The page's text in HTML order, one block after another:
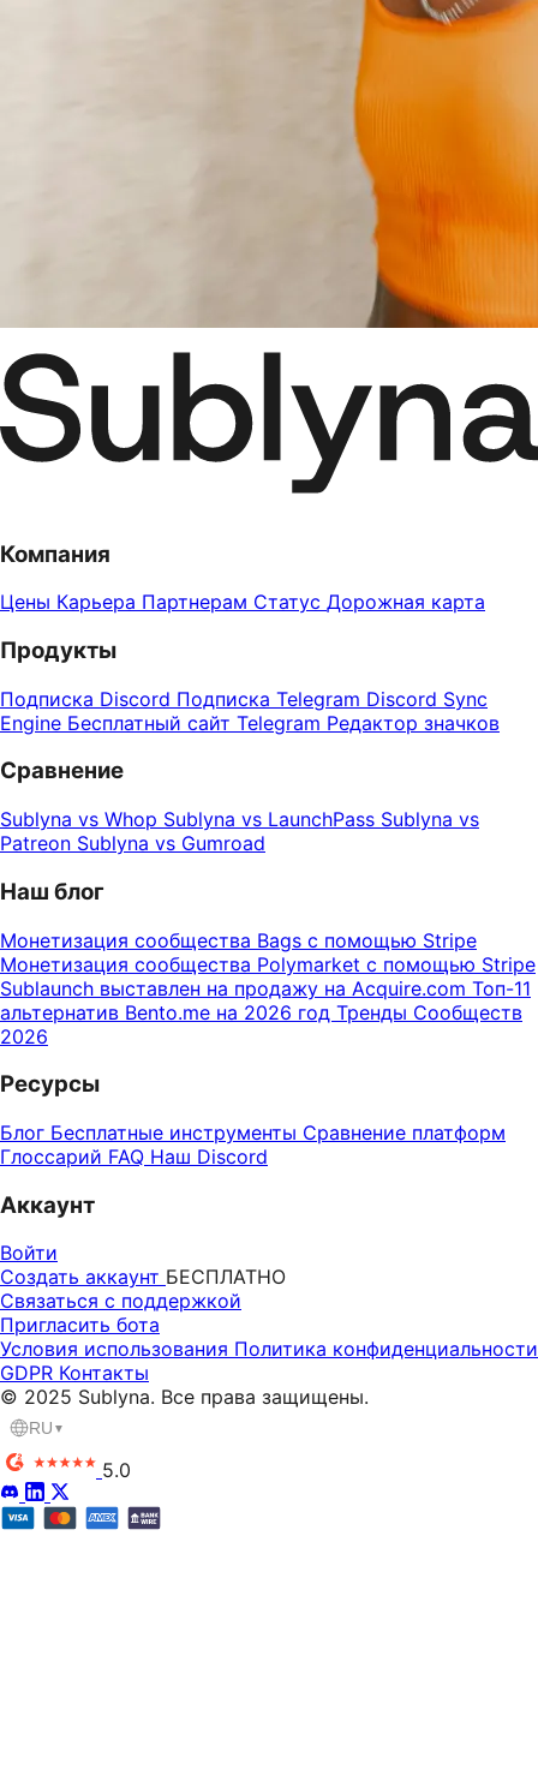
Компания
Цены Карьера Партнерам Статус Дорожная карта
Продукты
Подписка Discord Подписка Telegram Discord Sync
Engine Бесплатный сайт Telegram Редактор значков
Сравнение
Sublyna vs Whop Sublyna vs LaunchPass Sublyna vs
Patreon Sublyna vs Gumroad
Наш блог
Монетизация сообщества Bags с помощью Stripe
Монетизация сообщества Polymarket с помощью Stripe
Sublaunch выставлен на продажу на Acquire.com Топ-11
альтернатив Bento.me на 2026 год Тренды Сообществ
2026
Ресурсы
Блог Бесплатные инструменты Сравнение платформ
Глоссарий FAQ Наш Discord
Аккаунт
Войти
Создать аккаунт БЕСПЛАТНО
Связаться с поддержкой
Пригласить бота
Условия использования Политика конфиденциальности
GDPR Контакты
© 2025 Sublyna. Все права защищены.
RU ▼
5.0